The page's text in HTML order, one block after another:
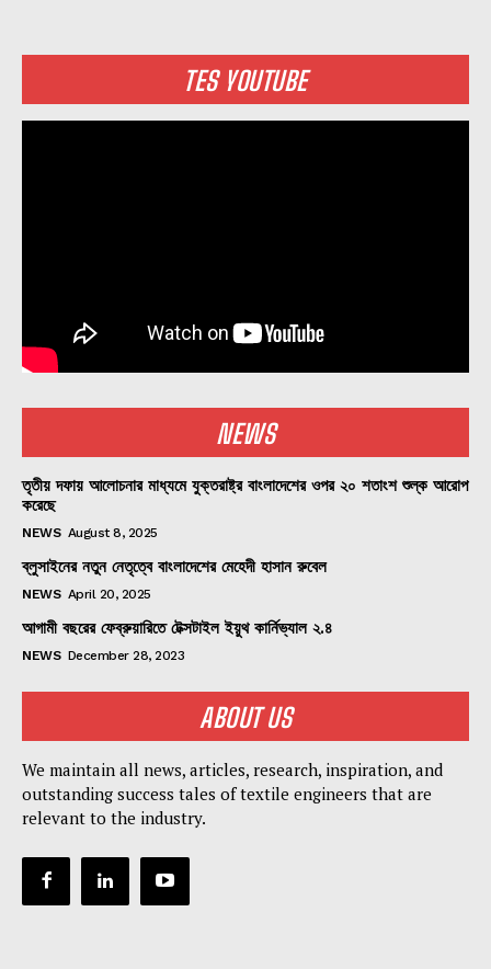
TES YOUTUBE
NEWS
তৃতীয় দফায় আলোচনার মাধ্যমে যুক্তরাষ্ট্র বাংলাদেশের ওপর ২০ শতাংশ শুল্ক আরোপ
করেছে
NEWS August 8, 2025
ব্লুসাইনের নতুন নেতৃত্বে বাংলাদেশের মেহেদী হাসান রুবেল
NEWS April 20, 2025
আগামী বছরের ফেব্রুয়ারিতে টেক্সটাইল ইয়ুথ কার্নিভ্যাল ২.৪
NEWS December 28, 2023
ABOUT US
We maintain all news, articles, research, inspiration, and
outstanding success tales of textile engineers that are
relevant to the industry.